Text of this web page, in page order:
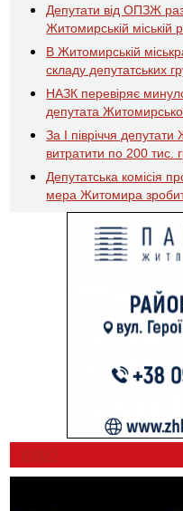
Депутати від ОПЗЖ
Житомирській міській
В Житомирській
складу депутатських
НАЗК перевіряє
депутата
За І півріччя
витратити по 200 тис.
Депутатська комісія
мера Житомира
ВІДЕО